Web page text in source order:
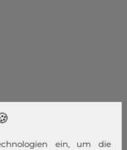
ein, um die